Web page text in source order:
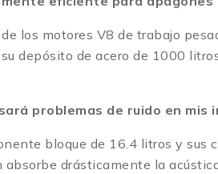
los motores V8 de trabajo
depósito de acero de 1000
problemas de ruido en mis
bloque de 16.4 litros y
absorbe drásticamente la